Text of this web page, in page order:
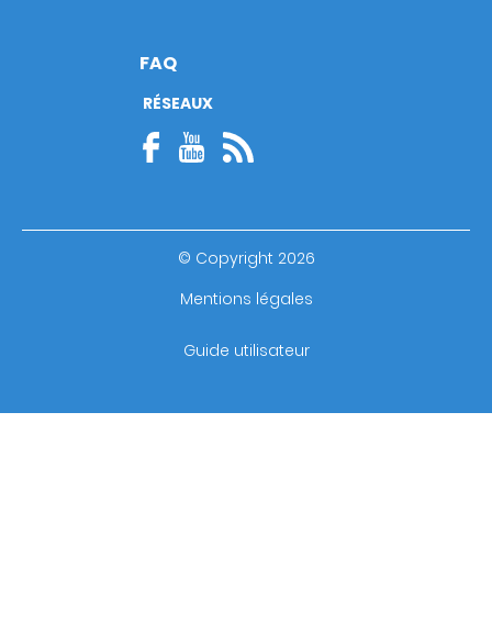
FAQ
RÉSEAUX
© Copyright 2026
Mentions légales
Guide utilisateur